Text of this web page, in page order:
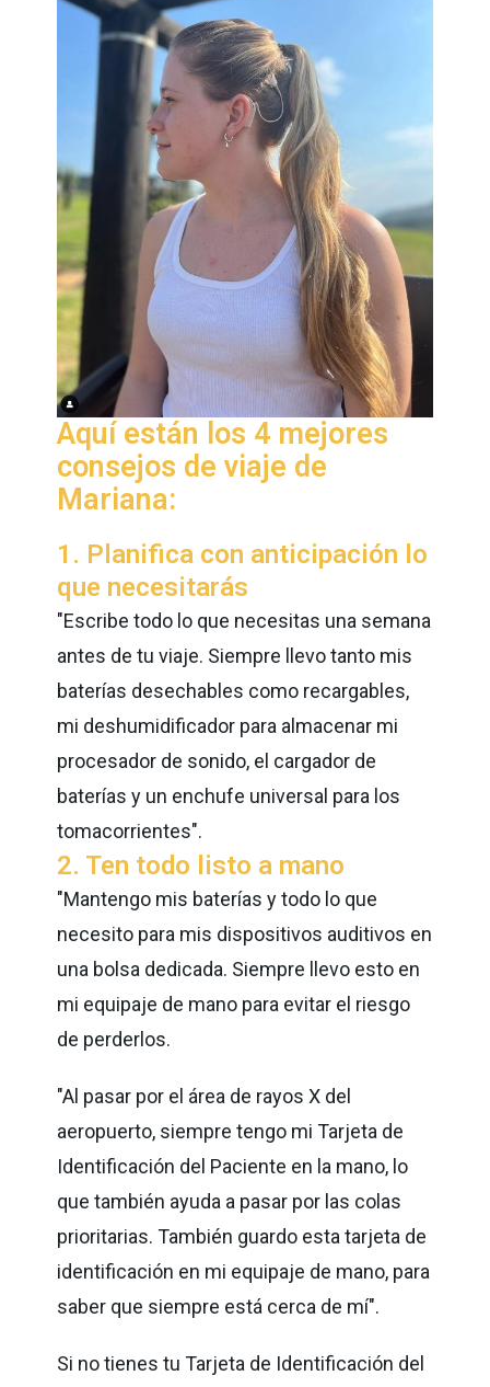
Aquí están los 4 mejores
consejos de viaje de
Mariana:
1. Planifica con anticipación lo
que necesitarás
"Escribe todo lo que necesitas una semana
antes de tu viaje. Siempre llevo tanto mis
baterías desechables como recargables,
mi deshumidificador para almacenar mi
procesador de sonido, el cargador de
baterías y un enchufe universal para los
tomacorrientes".
2. Ten todo listo a mano
"Mantengo mis baterías y todo lo que
necesito para mis dispositivos auditivos en
una bolsa dedicada. Siempre llevo esto en
mi equipaje de mano para evitar el riesgo
de perderlos.
"Al pasar por el área de rayos X del
aeropuerto, siempre tengo mi Tarjeta de
Identificación del Paciente en la mano, lo
que también ayuda a pasar por las colas
prioritarias. También guardo esta tarjeta de
identificación en mi equipaje de mano, para
saber que siempre está cerca de mí".
Si no tienes tu Tarjeta de Identificación del